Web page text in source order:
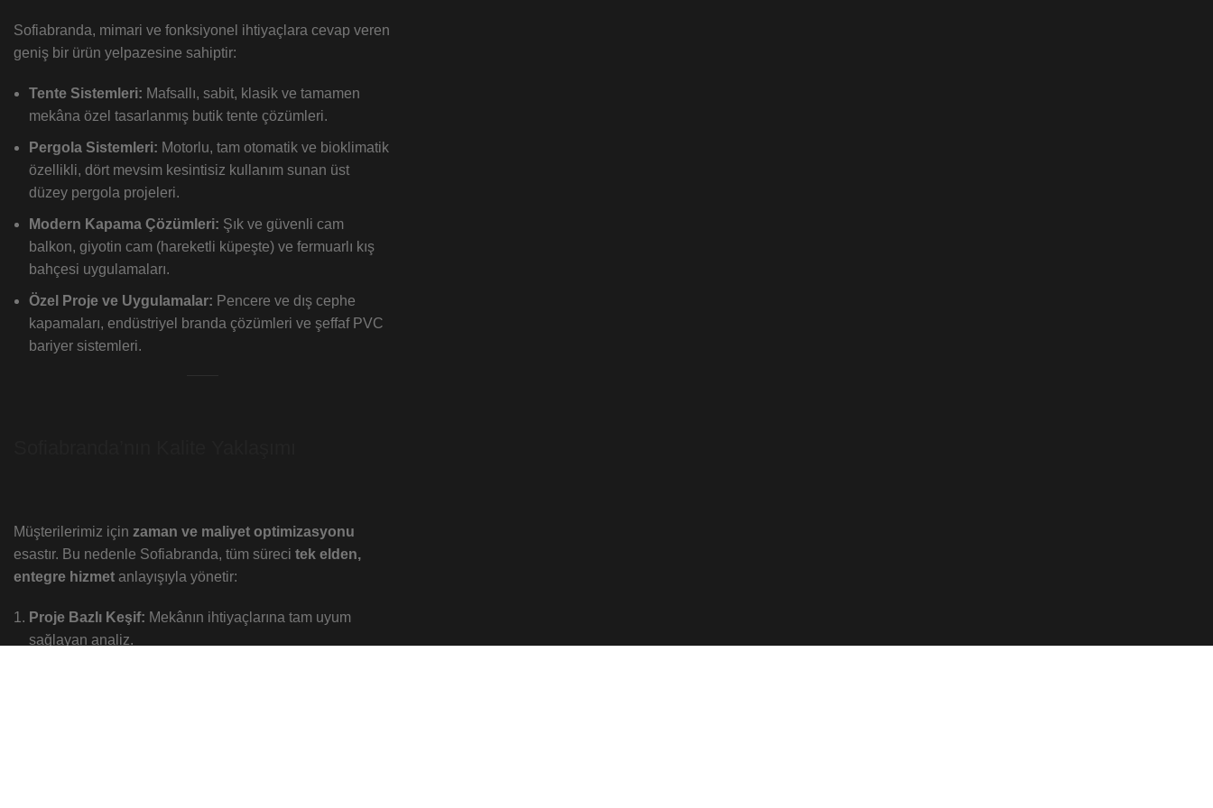
Sofiabranda, mimari ve fonksiyonel ihtiyaçlara cevap veren
geniş bir ürün yelpazesine sahiptir:
Tente Sistemleri: Mafsallı, sabit, klasik ve tamamen
mekâna özel tasarlanmış butik tente çözümleri.
Pergola Sistemleri: Motorlu, tam otomatik ve bioklimatik
özellikli, dört mevsim kesintisiz kullanım sunan üst
düzey pergola projeleri.
Modern Kapama Çözümleri: Şık ve güvenli cam
balkon, giyotin cam (hareketli küpeşte) ve fermuarlı kış
bahçesi uygulamaları.
Özel Proje ve Uygulamalar: Pencere ve dış cephe
kapamaları, endüstriyel branda çözümleri ve şeffaf PVC
bariyer sistemleri.
Müşterilerimiz için zaman ve maliyet optimizasyonu
esastır. Bu nedenle Sofiabranda, tüm süreci tek elden,
entegre hizmet anlayışıyla yönetir:
Proje Bazlı Keşif: Mekânın ihtiyaçlarına tam uyum
sağlayan analiz.